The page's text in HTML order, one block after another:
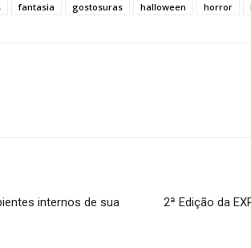
fantasia gostosuras halloween horror
internos de sua
2ª Edição da